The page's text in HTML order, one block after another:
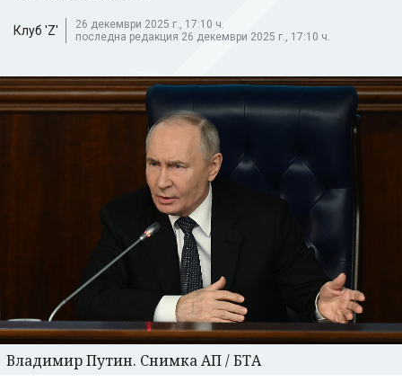
Клуб 'Z'
26 декември 2025 г., 17:10 ч.
последна редакция 26 декември 2025 г., 17:10 ч.
Владимир Путин. Снимка АП / БТА